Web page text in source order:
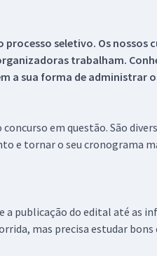
seletivo. Os
trabalham.
a sua forma de administrar
em questão. São
e tornar o seu cronograma
publicação do edital até as
mas precisa estudar